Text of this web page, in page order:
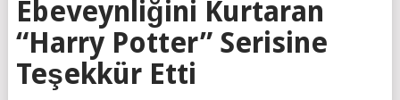
Ebeveynliğini Kurtaran
“Harry Potter” Serisine
Teşekkür Etti